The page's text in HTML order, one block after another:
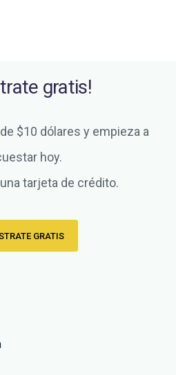
gratis!
$10 dólares y empieza a
hoy.
tarjeta de crédito.
GRATIS